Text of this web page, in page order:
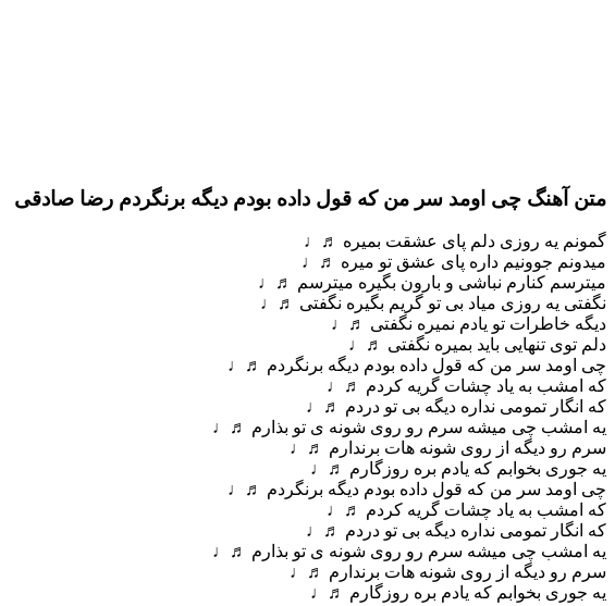
متن آهنگ چی اومد سر من که قول داده بودم دیگه برنگردم رضا صادقی
گمونم یه روزی دلم پای عشقت بمیره ♬♩
میدونم جوونیم داره پای عشق تو میره ♬♩
میترسم کنارم نباشی و بارون بگیره میترسم ♬♩
نگفتی یه روزی میاد بی تو گریم بگیره نگفتی ♬♩
دیگه خاطرات تو یادم نمیره نگفتی ♬♩
دلم توی تنهایی باید بمیره نگفتی ♬♩
چی اومد سر من که قول داده بودم دیگه برنگردم ♬♩
که امشب به یاد چشات گریه کردم ♬♩
که انگار تمومی نداره دیگه بی تو دردم ♬♩
یه امشب چی میشه سرم رو روی شونه ی تو بذارم ♬♩
سرم رو دیگه از روی شونه هات برندارم ♬♩
یه جوری بخوابم که یادم بره روزگارم ♬♩
چی اومد سر من که قول داده بودم دیگه برنگردم ♬♩
که امشب به یاد چشات گریه کردم ♬♩
که انگار تمومی نداره دیگه بی تو دردم ♬♩
یه امشب چی میشه سرم رو روی شونه ی تو بذارم ♬♩
سرم رو دیگه از روی شونه هات برندارم ♬♩
یه جوری بخوابم که یادم بره روزگارم ♬♩